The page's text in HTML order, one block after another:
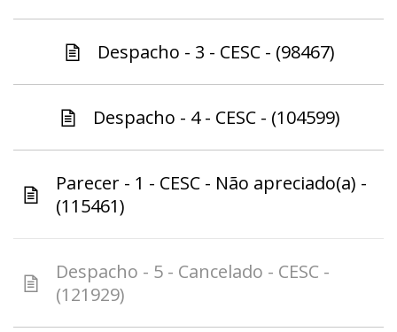
Despacho - 3 - CESC - (98467)
Despacho - 4 - CESC - (104599)
Parecer - 1 - CESC - Não apreciado(a) -
(115461)
Despacho - 5 - Cancelado - CESC -
(121929)